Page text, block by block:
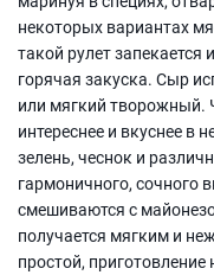
некоторых вариантах
такой рулет запекается
горячая закуска. Сыр
или мягкий творожный.
интереснее и вкуснее в
зелень, чеснок и
гармоничного, сочного
смешиваются с
получается мягким и
простой,